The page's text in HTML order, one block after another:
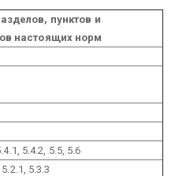
пунктов и
настоящих норм
5.4.2, 5.5, 5.6
5.3.3